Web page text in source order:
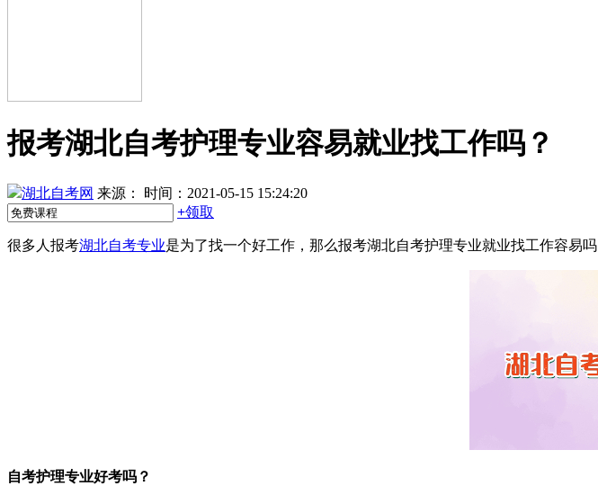
报考湖北自考护理专业容易就业找工作吗？
湖北自考网 来源：
时间：2021-05-15 15:24:20
+领取
很多人报考湖北自考专业是为了找一个好工作，那么报考湖北自考护理专业就业找工作容易
自考护理专业好考吗？